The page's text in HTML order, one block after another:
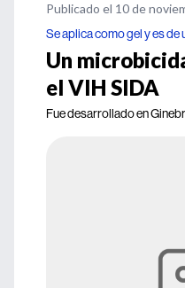
Publicado el 10 de
Se aplica como gel y es de
Un
el VIH SIDA
Fue desarrollado en